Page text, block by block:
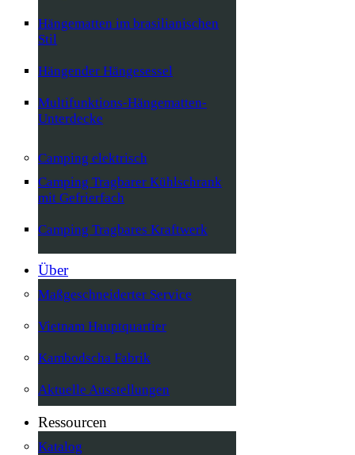
Hängematten im brasilianischen
Stil
Hängender Hängesessel
Multifunktions-Hängematten-
Unterdecke
Camping elektrisch
Camping Tragbarer Kühlschrank
mit Gefrierfach
Camping Tragbares Kraftwerk
Über
Maßgeschneiderter Service
Vietnam Hauptquartier
Kambodscha Fabrik
Aktuelle Ausstellungen
Ressourcen
Katalog